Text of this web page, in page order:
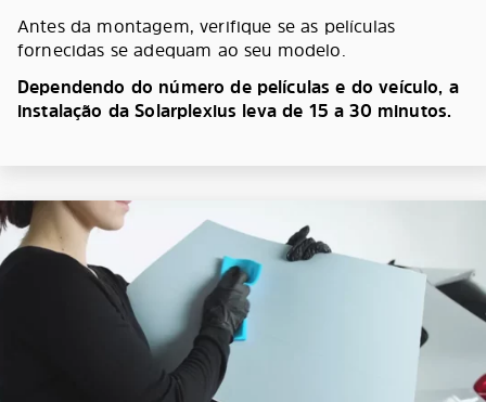
Antes da montagem, verifique se as películas
fornecidas se adequam ao seu modelo.
Dependendo do número de películas e do veículo, a
instalação da Solarplexius leva de 15 a 30 minutos.